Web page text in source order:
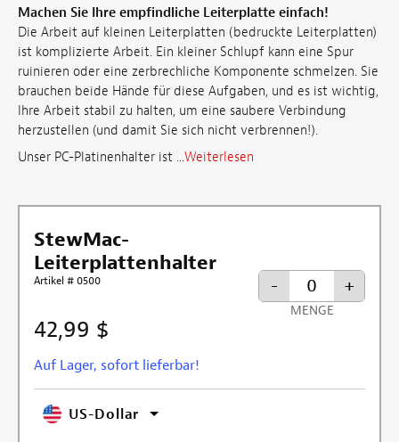
Machen Sie Ihre empfindliche Leiterplatte einfach!
Die Arbeit auf kleinen Leiterplatten (bedruckte Leiterplatten)
ist komplizierte Arbeit. Ein kleiner Schlupf kann eine Spur
ruinieren oder eine zerbrechliche Komponente schmelzen. Sie
brauchen beide Hände für diese Aufgaben, und es ist wichtig,
Ihre Arbeit stabil zu halten, um eine saubere Verbindung
herzustellen (und damit Sie sich nicht verbrennen!).
Unser PC-Platinenhalter ist ...Weiterlesen
StewMac-
Leiterplattenhalter
Artikel # 0500
42,99 $
Auf Lager, sofort lieferbar!
- +
MENGE
US-Dollar